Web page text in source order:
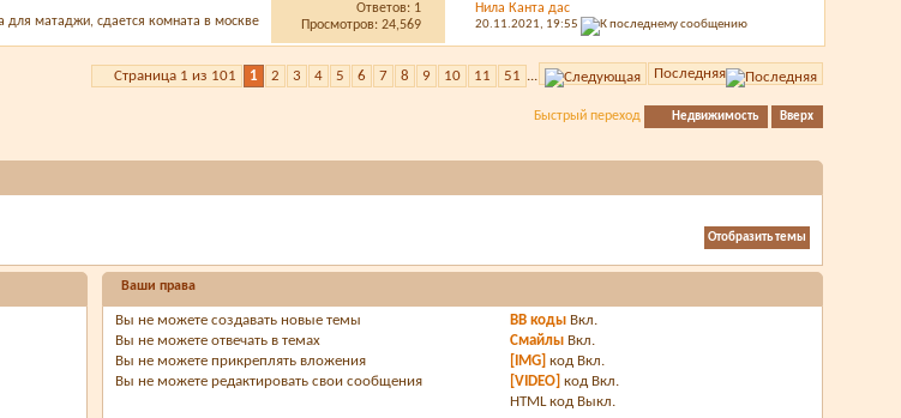
Ответов: 1
Просмотров: 24,569
Нила Канта дас
20.11.2021, 19:55
Страница 1 из 101 1 2 3 4 5 6 7 8 9 10 11 51 ... Последняя
Быстрый переход Недвижимость Вверх
Ваши права
Выне можете создавать новые темы
Выне можете отвечать в темах
Выне можете прикреплять вложения
Выне можете редактировать свои сообщения
BB коды Вкл.
Смайлы Вкл.
[IMG] код Вкл.
[VIDEO] код Вкл.
HTML код Выкл.